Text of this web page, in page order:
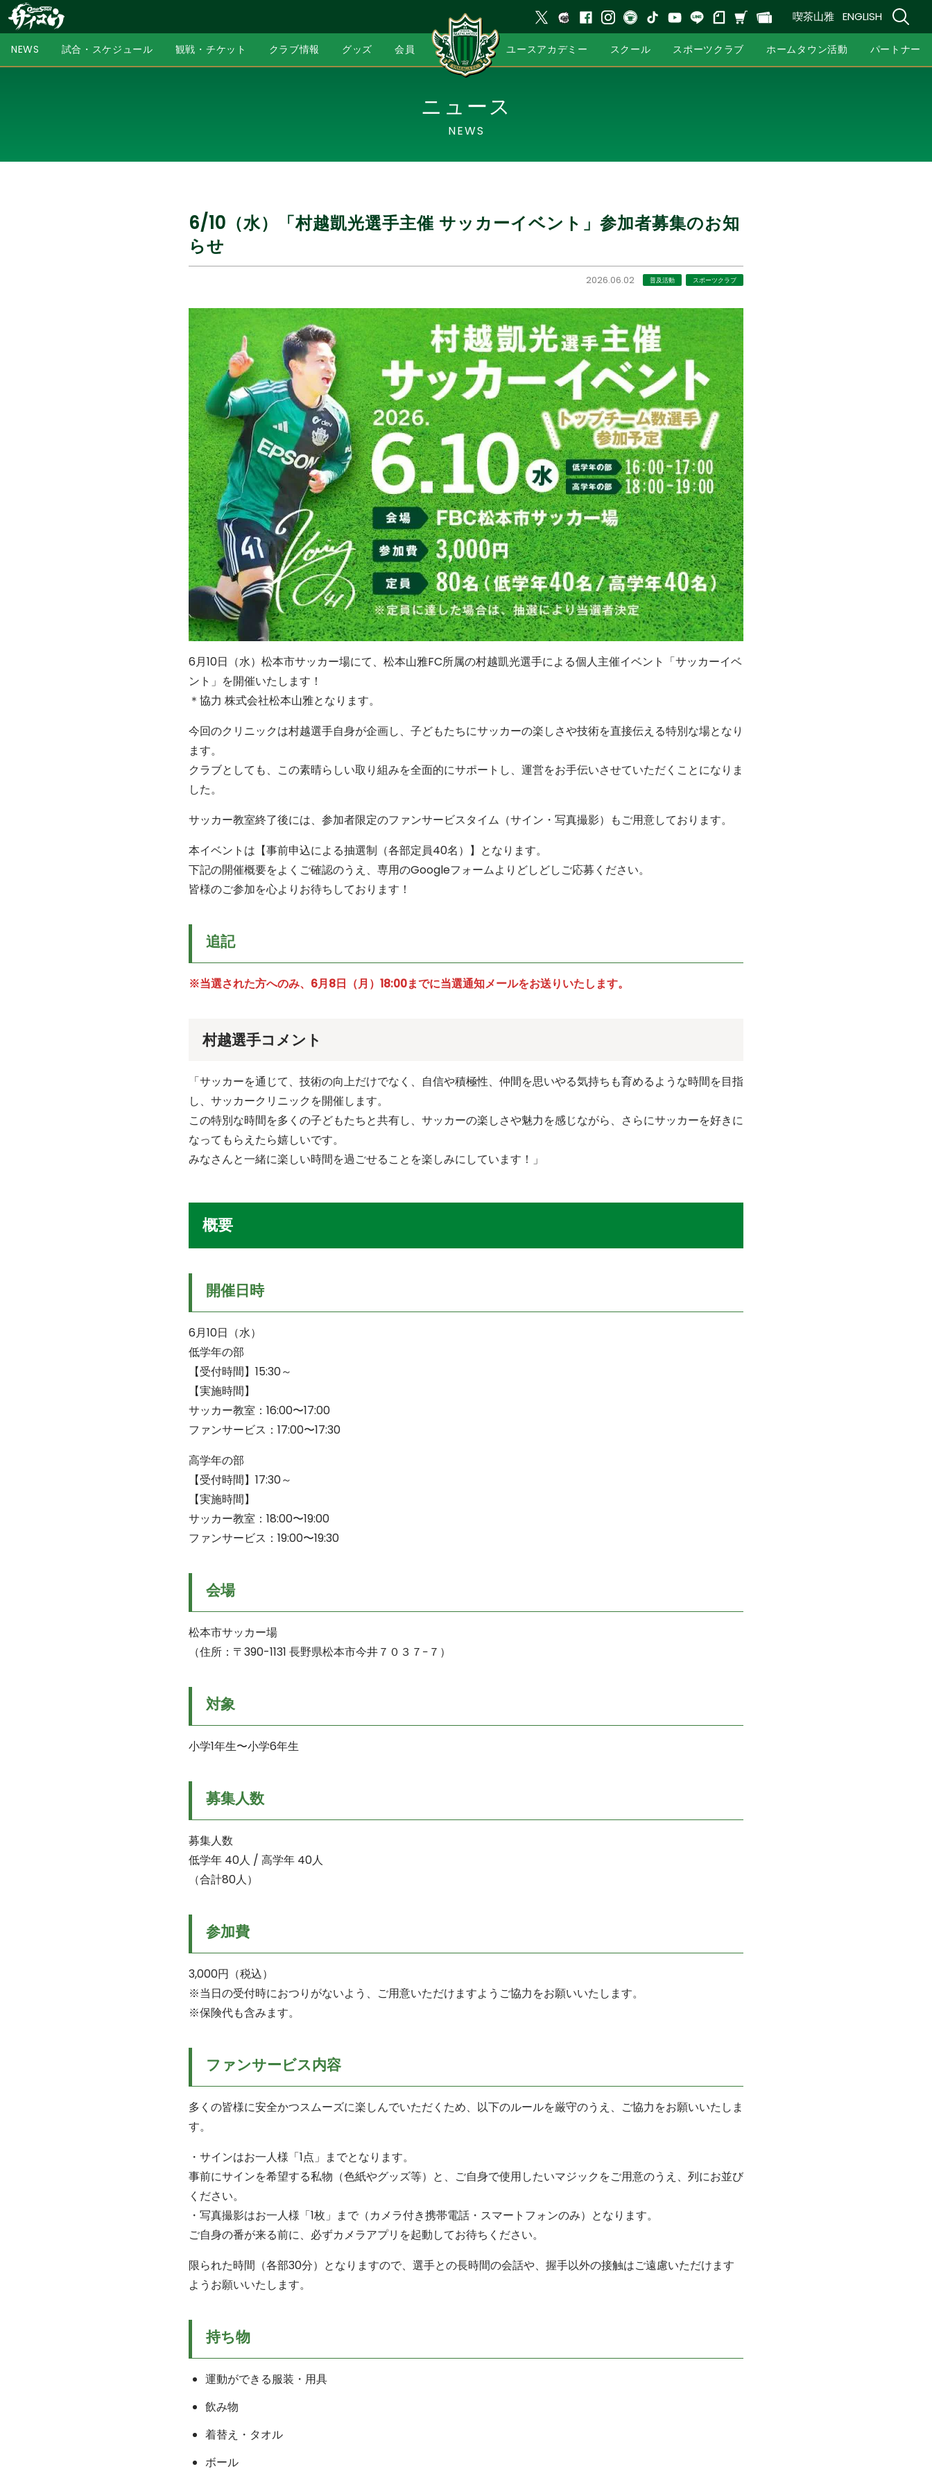
喫茶山雅 ENGLISH
NEWS 試合・スケジュール 観戦・チケット クラブ情報 グッズ 会員 ユースアカデミー スクール スポーツクラブ ホームタウン活動 パートナー
ニュース
NEWS
6/10（水）「村越凱光選手主催 サッカーイベント」参加者募集のお知
らせ
2026.06.02 普及活動 スポーツクラブ
6月10日（水）松本市サッカー場にて、松本山雅FC所属の村越凱光選手による個人主催イベント「サッカーイベ
ント」を開催いたします！
＊協力 株式会社松本山雅となります。
今回のクリニックは村越選手自身が企画し、子どもたちにサッカーの楽しさや技術を直接伝える特別な場となり
ます。
クラブとしても、この素晴らしい取り組みを全面的にサポートし、運営をお手伝いさせていただくことになりま
した。
サッカー教室終了後には、参加者限定のファンサービスタイム（サイン・写真撮影）もご用意しております。
本イベントは【事前申込による抽選制（各部定員40名）】となります。
下記の開催概要をよくご確認のうえ、専用のGoogleフォームよりどしどしご応募ください。
皆様のご参加を心よりお待ちしております！
追記
※当選された方へのみ、6月8日（月）18:00までに当選通知メールをお送りいたします。
村越選手コメント
「サッカーを通じて、技術の向上だけでなく、自信や積極性、仲間を思いやる気持ちも育めるような時間を目指
し、サッカークリニックを開催します。
この特別な時間を多くの子どもたちと共有し、サッカーの楽しさや魅力を感じながら、さらにサッカーを好きに
なってもらえたら嬉しいです。
みなさんと一緒に楽しい時間を過ごせることを楽しみにしています！」
概要
開催日時
6月10日（水）
低学年の部
【受付時間】15:30～
【実施時間】
サッカー教室：16:00〜17:00
ファンサービス：17:00〜17:30
高学年の部
【受付時間】17:30～
【実施時間】
サッカー教室：18:00〜19:00
ファンサービス：19:00〜19:30
会場
松本市サッカー場
（住所：〒390-1131 長野県松本市今井７０３７−７）
対象
小学1年生〜小学6年生
募集人数
募集人数
低学年 40人 / 高学年 40人
（合計80人）
参加費
3,000円（税込）
※当日の受付時におつりがないよう、ご用意いただけますようご協力をお願いいたします。
※保険代も含みます。
ファンサービス内容
多くの皆様に安全かつスムーズに楽しんでいただくため、以下のルールを厳守のうえ、ご協力をお願いいたしま
す。
・サインはお一人様「1点」までとなります。
事前にサインを希望する私物（色紙やグッズ等）と、ご自身で使用したいマジックをご用意のうえ、列にお並び
ください。
・写真撮影はお一人様「1枚」まで（カメラ付き携帯電話・スマートフォンのみ）となります。
ご自身の番が来る前に、必ずカメラアプリを起動してお待ちください。
限られた時間（各部30分）となりますので、選手との長時間の会話や、握手以外の接触はご遠慮いただけます
ようお願いいたします。
持ち物
運動ができる服装・用具
飲み物
着替え・タオル
ボール